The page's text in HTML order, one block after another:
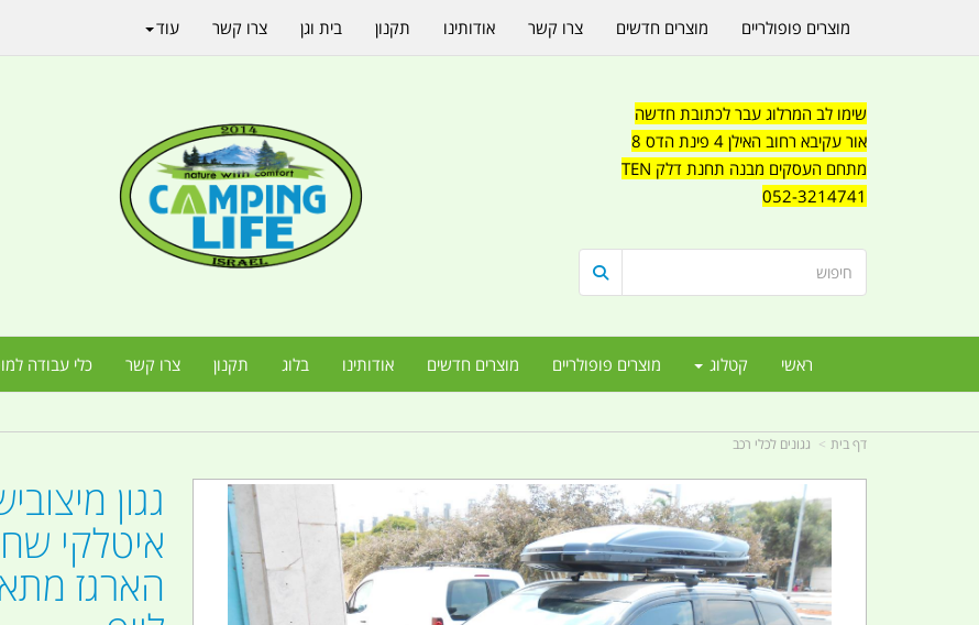
שימו לב המרלוג עבר לכתובת חדשה
אור עקיבא רחוב האילן 4 פינת הדס 8
מתחם העסקים מבנה תחנת דלק TEN
052-3214741
ראשי קטלוג מוצרים פופולריים מוצרים חדשים אודותינו בלוג תקנון צרו קשר כלי עבודה
מוצרים פופולריים מוצרים חדשים צרו קשר אודותינו תקנון בית וגן צרו קשר עוד
דף בית גגונים לכלי רכב
גגון
הארגז